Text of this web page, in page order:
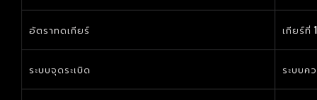
อัตราทดเกียร์ เกียร์ที่
ระบบจุดระเบิด ระบบค